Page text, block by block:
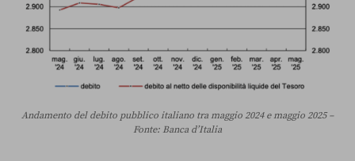
Andamento del debito pubblico italiano tra maggio 2024 e maggio 2025 –
Fonte: Banca d’Italia